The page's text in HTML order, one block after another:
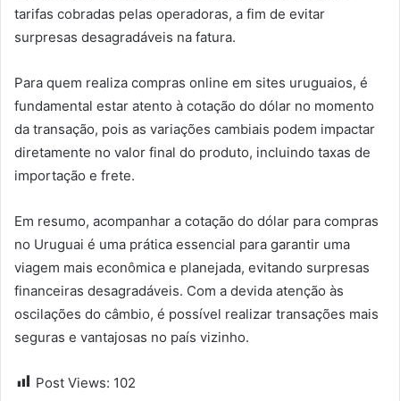
tarifas cobradas pelas operadoras, a fim de evitar
surpresas desagradáveis na fatura.
Para quem realiza compras online em sites uruguaios, é
fundamental estar atento à cotação do dólar no momento
da transação, pois as variações cambiais podem impactar
diretamente no valor final do produto, incluindo taxas de
importação e frete.
Em resumo, acompanhar a cotação do dólar para compras
no Uruguai é uma prática essencial para garantir uma
viagem mais econômica e planejada, evitando surpresas
financeiras desagradáveis. Com a devida atenção às
oscilações do câmbio, é possível realizar transações mais
seguras e vantajosas no país vizinho.
Post Views: 102